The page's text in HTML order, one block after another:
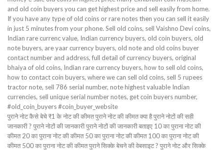
and old coin buyers you can get highest price and sell easily from home.
If you have any type of old coins or rare notes then you can sell it easily
in just 5 minutes from your phone. Sell old coins, sell Vaishno Devi coins,
Indian rare currenc value, Indian currency buyers, old coin buyers, old
note buyers, are yaar currency buyers, old note and old coins buyer
contact number and address, full detail of currency buyers, original
bhaiya of old coins, Indian rare currency buyers, how to sell old coins,
how to contact coin buyers, where we can sell old coins, sell 5 rupees
tractor note, sell 786 serial number, note highest valuable Indian
currencies, sell unique serial number notes, get coin buyers number,
#old_coin_buyers #coin_buyer_website
पुराने नोट कैसे बेचे ₹1 के नोट की कीमत पुराने नोट की कीमत क्या है पुराने नोटों की सही
जानकारी ? पुराने नोटों की जानकारी पुराने नोटों की जानकारी बताइए 10 का पुराना नोट की
कीमत 20 का पुराना नोट की कीमत 50 का पुराना नोट की कीमत 100 का पुराना नोट की
कीमत 500 का पुराना नोट की कीमत पुराने सिक्के बेचने की वेबसाइट ? पुराने नोट और सिक्के